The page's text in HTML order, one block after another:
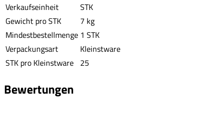
Verkaufseinheit
STK
Gewicht pro STK
7 kg
Mindestbestellmenge 1 STK
Verpackungsart
Kleinstware
STK pro Kleinstware 25
Bewertungen